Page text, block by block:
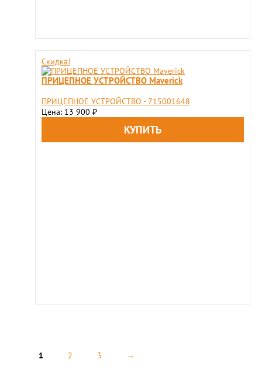
Скидка!
ПРИЦЕПНОЕ УСТРОЙСТВО Maverick
ПРИЦЕПНОЕ УСТРОЙСТВО - 715001648
Цена: 13 900 ₽
1 2 3 →